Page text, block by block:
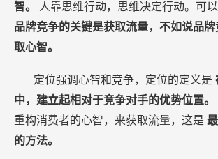
智。
人靠思维行动，思维决定行动。可
品牌竞争的关键是获取流量，不如说品
取心智。
定位强调心智和竞争，定位的定义是
中，建立起相对于竞争对手的优势位置。
重构消费者的心智，来获取流量，这是
的方法。